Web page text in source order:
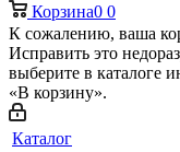
Корзина0 0
К сожалению, ваша
Исправить это
выберите в каталоге
«В корзину».
Каталог